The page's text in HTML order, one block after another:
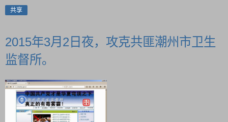
共享
2015年3月2日夜，攻克共匪潮州市卫生
监督所。